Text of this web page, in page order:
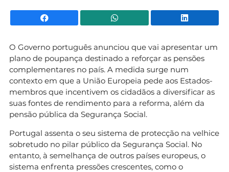
Facebook WhatsApp
O Governo português anunciou que vai apresentar um
plano de poupança destinado a reforçar as pensões
complementares no país. A medida surge num
contexto em que a União Europeia pede aos Estados-
membros que incentivem os cidadãos a diversificar as
suas fontes de rendimento para a reforma, além da
pensão pública da Segurança Social.
Portugal assenta o seu sistema de protecção na velhice
sobretudo no pilar público da Segurança Social. No
entanto, à semelhança de outros países europeus, o
sistema enfrenta pressões crescentes, como o